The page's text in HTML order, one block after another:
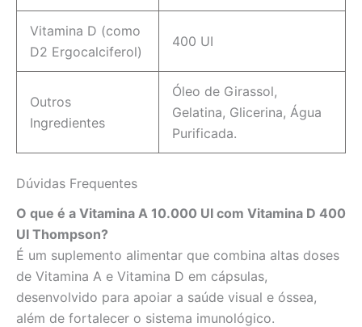
Vitamina D (como
D2 Ergocalciferol)
400 UI
Outros
Ingredientes
Óleo de Girassol,
Gelatina, Glicerina, Água
Purificada.
Dúvidas Frequentes
O que é a Vitamina A 10.000 UI com Vitamina D 400
UI Thompson?
É um suplemento alimentar que combina altas doses
de Vitamina A e Vitamina D em cápsulas,
desenvolvido para apoiar a saúde visual e óssea,
além de fortalecer o sistema imunológico.